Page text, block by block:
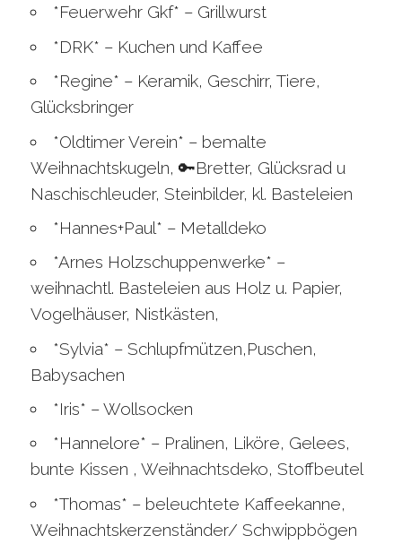
*Feuerwehr Gkf* – Grillwurst
*DRK* – Kuchen und Kaffee
*Regine* – Keramik, Geschirr, Tiere,
Glücksbringer
*Oldtimer Verein* – bemalte
Weihnachtskugeln, 🔑Bretter, Glücksrad u
Naschischleuder, Steinbilder, kl. Basteleien
*Hannes+Paul* – Metalldeko
*Arnes Holzschuppenwerke* –
weihnachtl. Basteleien aus Holz u. Papier,
Vogelhäuser, Nistkästen,
*Sylvia* – Schlupfmützen,Puschen,
Babysachen
*Iris* – Wollsocken
*Hannelore* – Pralinen, Liköre, Gelees,
bunte Kissen , Weihnachtsdeko, Stoffbeutel
*Thomas* – beleuchtete Kaffeekanne,
Weihnachtskerzenständer/ Schwippbögen